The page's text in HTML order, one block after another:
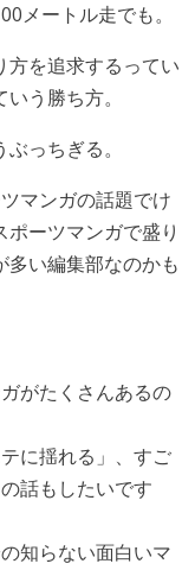
メートル走でも。
を追求するってい
う勝ち方。
っちぎる。
マンガの話題でけ
ーツマンガで盛り
い編集部なのかも
がたくさんあるの
に揺れる」、すご
話もしたいです
知らない面白いマ